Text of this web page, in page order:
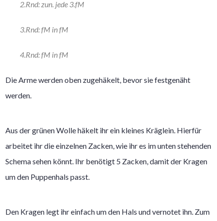
2.Rnd: zun. jede 3.fM
3.Rnd: fM in fM
4.Rnd: fM in fM
Die Arme werden oben zugehäkelt, bevor sie festgenäht
werden.
Aus der grünen Wolle häkelt ihr ein kleines Kräglein. Hierfür
arbeitet ihr die einzelnen Zacken, wie ihr es im unten stehenden
Schema sehen könnt. Ihr benötigt 5 Zacken, damit der Kragen
um den Puppenhals passt.
Den Kragen legt ihr einfach um den Hals und vernotet ihn. Zum